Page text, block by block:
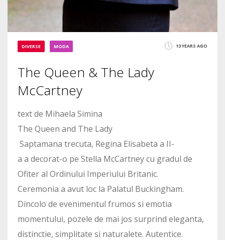
DIVERSE MODA 13 YEARS AGO
The Queen & The Lady
McCartney
text de Mihaela Simina
The Queen and The Lady
Saptamana trecuta, Regina Elisabeta a II-
a a decorat-o pe Stella McCartney cu gradul de
Ofiter al Ordinului Imperiului Britanic.
Ceremonia a avut loc la Palatul Buckingham.
Dincolo de evenimentul frumos si emotia
momentului, pozele de mai jos surprind eleganta,
distinctie, simplitate si naturalete. Autentice.